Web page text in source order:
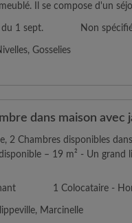
Il se compose d'un
1 sept. Non
Gosselies
dans maison avec
2 Chambres disponibles
– 19 m² - Un grand
1 Colocataire -
Marcinelle